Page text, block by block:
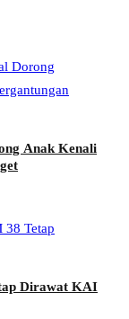
Anak Kenali
Dirawat KAI